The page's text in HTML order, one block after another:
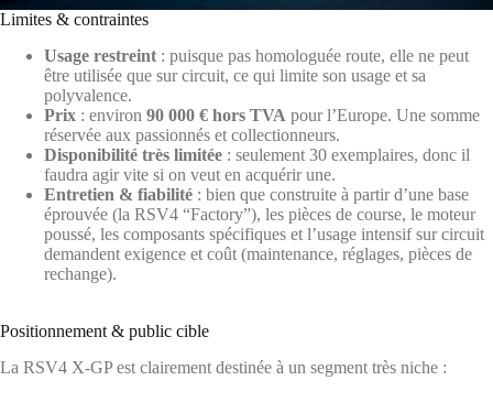
Limites & contraintes
Usage restreint : puisque pas homologuée route, elle ne peut
être utilisée que sur circuit, ce qui limite son usage et sa
polyvalence.
Prix : environ 90 000 € hors TVA pour l’Europe. Une somme
réservée aux passionnés et collectionneurs.
Disponibilité très limitée : seulement 30 exemplaires, donc il
faudra agir vite si on veut en acquérir une.
Entretien & fiabilité : bien que construite à partir d’une base
éprouvée (la RSV4 “Factory”), les pièces de course, le moteur
poussé, les composants spécifiques et l’usage intensif sur circuit
demandent exigence et coût (maintenance, réglages, pièces de
rechange).
Positionnement & public cible
La RSV4 X-GP est clairement destinée à un segment très niche :